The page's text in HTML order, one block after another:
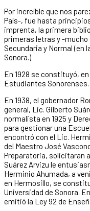
Por increíble que nos
País-, fue hasta
imprenta, la primera
primeras letras y -mucho
Secundaria y Normal (en
Sonora.)
En 1928 se constituyó,
Estudiantes Sonorenses.
En 1938, el gobernador
general, Lic. Gilberto
normalista en 1925 y
para gestionar una
encontró con el Lic.
del Maestro José
Preparatoria, solicitaran
Suárez Arvizu le
Herminio Ahumada, a
en Hermosillo, se
Universidad de Sonora.
emitió la Ley 92 de